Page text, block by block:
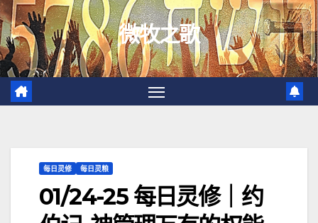
跳
至
内
容
微牧之歌
每日灵修 每日灵粮
01/24-25 每日灵修｜约